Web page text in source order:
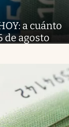
a cuánto
de agosto